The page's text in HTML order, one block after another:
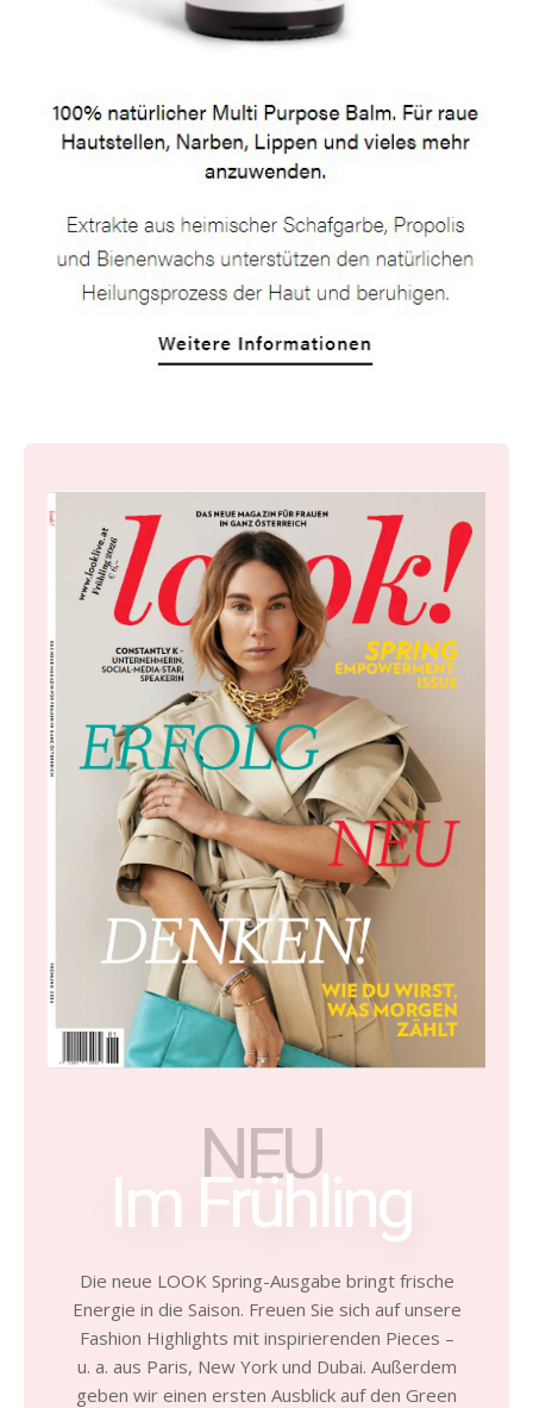
NEU
Im Frühling
Die neue LOOK Spring-Ausgabe bringt frische
Energie in die Saison. Freuen Sie sich auf unsere
Fashion Highlights mit inspirierenden Pieces –
u. a. aus Paris, New York und Dubai. Außerdem
geben wir einen ersten Ausblick auf den Green